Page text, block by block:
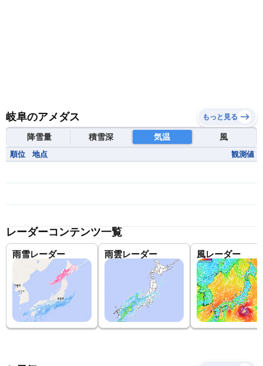
岐阜のアメダス もっと見る
降雪量 積雪深 気温 風
順位 地点 観測値
レーダーコンテンツ一覧
雨雪レーダー 雨雲レーダー 風レーダー